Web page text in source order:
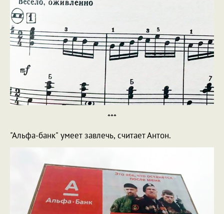
***
"Альфа-банк" умеет завлечь, считает Антон.